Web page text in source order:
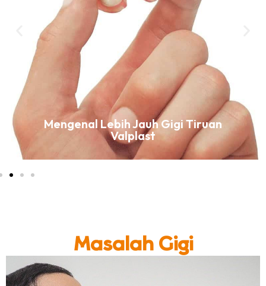
Mengenal Lebih Jauh Gigi Tiruan
Valplast
Masalah Gigi